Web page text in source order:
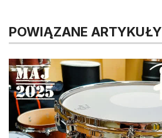
POWIĄZANE ARTYKUŁY